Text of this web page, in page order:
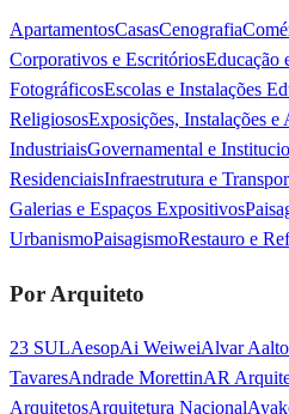
ApartamentosCasasCenografia
Corporativos e EscritóriosEducação
FotográficosEscolas e Instalações
ReligiososExposições, Instalações e
IndustriaisGovernamental e
ResidenciaisInfraestrutura e
Galerias e Espaços Expositivos
UrbanismoPaisagismoRestauro e
Por Arquiteto
23 SULAesopAi WeiweiAlvar Aalto
TavaresAndrade MorettinAR
ArquitetosArquitetura Nacional